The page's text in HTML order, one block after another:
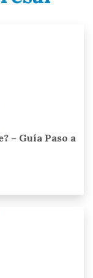
– Guía Paso a